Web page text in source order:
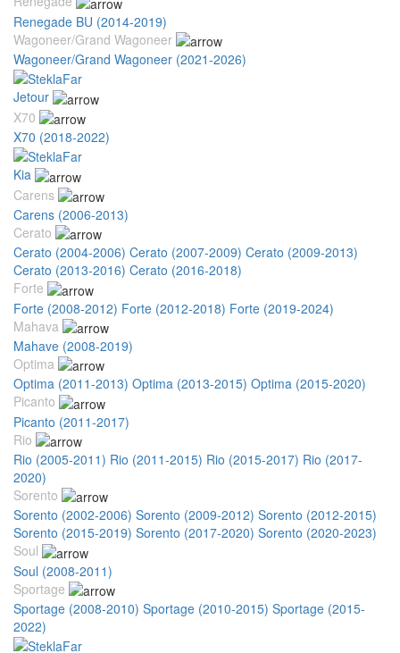
Renegade BU (2014-2019)
Wagoneer/Grand Wagoneer
Wagoneer/Grand Wagoneer (2021-2026)
Jetour
X70
X70 (2018-2022)
Kia
Carens
Carens (2006-2013)
Cerato
Cerato (2004-2006) Cerato (2007-2009) Cerato (2009-2013)
Cerato (2013-2016) Cerato (2016-2018)
Forte
Forte (2008-2012) Forte (2012-2018) Forte (2019-2024)
Mahava
Mahave (2008-2019)
Optima
Optima (2011-2013) Optima (2013-2015) Optima (2015-2020)
Picanto
Picanto (2011-2017)
Rio
Rio (2005-2011) Rio (2011-2015) Rio (2015-2017) Rio (2017-
2020)
Sorento
Sorento (2002-2006) Sorento (2009-2012) Sorento (2012-2015)
Sorento (2015-2019) Sorento (2017-2020) Sorento (2020-2023)
Soul
Soul (2008-2011)
Sportage
Sportage (2008-2010) Sportage (2010-2015) Sportage (2015-
2022)